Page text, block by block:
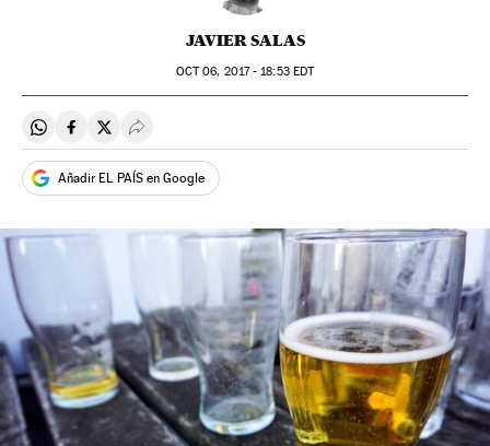
JAVIER SALAS
OCT06, 2017 - 18:53EDT
Compartir en Whatsapp
Compartir en Facebook
Compartir en Twitter
Desplegar Redes Sociales
Añadir EL PAÍS en Google